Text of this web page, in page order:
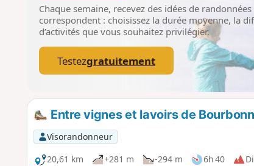
Chaque semaine, recevez des idées de
correspondent : choisissez la durée moyenne, la
d’activités que vous souhaitez privilégier.
Testezgratuitement
Entre vignes et lavoirs de
Visorandonneur
20,61 km
+281 m -294 m 6h 40